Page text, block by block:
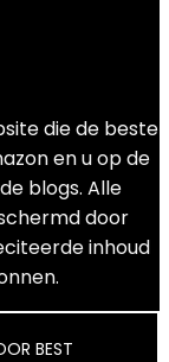
die de beste
en u op de
blogs. Alle
door
inhoud
BEST